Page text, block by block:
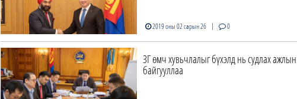
2019 оны 02 сарын 26 | 0
ЗГ өмч хувьчлалыг бүхэлд нь судлах ажлын
байгууллаа